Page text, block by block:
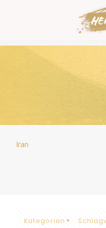
Iran
Kategorien